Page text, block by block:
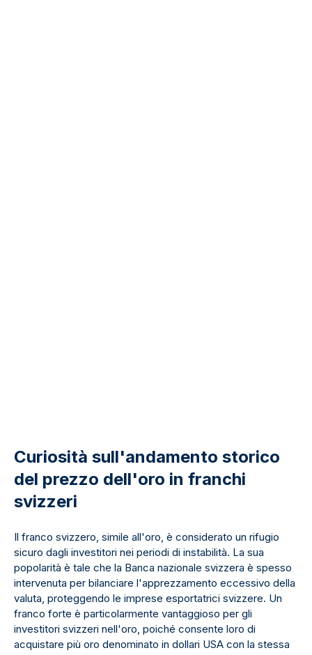
Curiosità sull'andamento storico
del prezzo dell'oro in franchi
svizzeri
Il franco svizzero, simile all'oro, è considerato un rifugio
sicuro dagli investitori nei periodi di instabilità. La sua
popolarità è tale che la Banca nazionale svizzera è spesso
intervenuta per bilanciare l'apprezzamento eccessivo della
valuta, proteggendo le imprese esportatrici svizzere. Un
franco forte è particolarmente vantaggioso per gli
investitori svizzeri nell'oro, poiché consente loro di
acquistare più oro denominato in dollari USA con la stessa